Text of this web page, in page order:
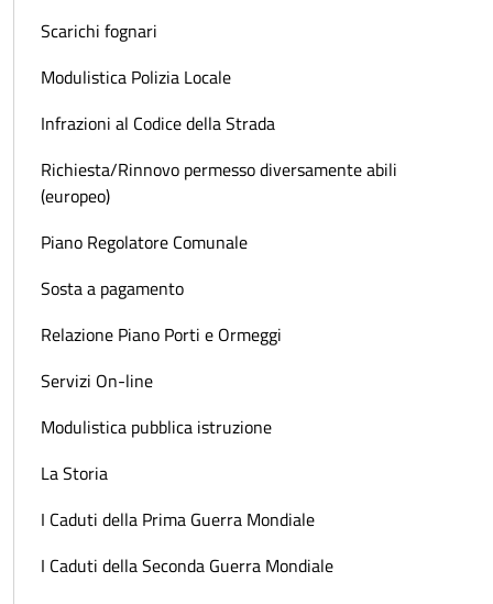
Scarichi fognari
Modulistica Polizia Locale
Infrazioni al Codice della Strada
Richiesta/Rinnovo permesso diversamente abili
(europeo)
Piano Regolatore Comunale
Sosta a pagamento
Relazione Piano Porti e Ormeggi
Servizi On-line
Modulistica pubblica istruzione
La Storia
I Caduti della Prima Guerra Mondiale
I Caduti della Seconda Guerra Mondiale